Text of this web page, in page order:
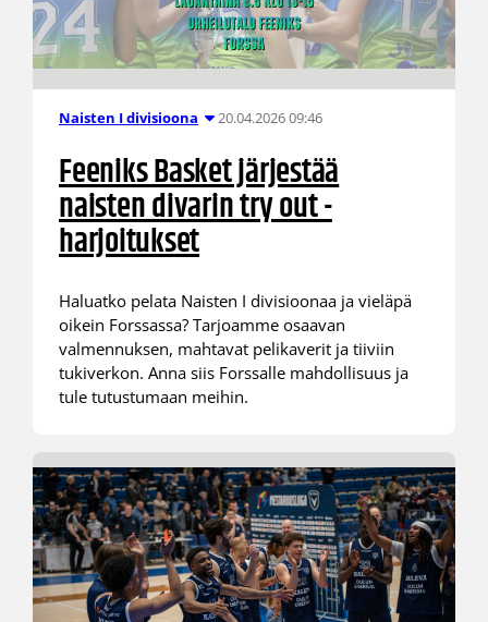
Naisten I divisioona 20.04.2026 09:46
Feeniks Basket järjestää
naisten divarin try out -
harjoitukset
Haluatko pelata Naisten I divisioonaa ja vieläpä
oikein Forssassa? Tarjoamme osaavan
valmennuksen, mahtavat pelikaverit ja tiiviin
tukiverkon. Anna siis Forssalle mahdollisuus ja
tule tutustumaan meihin.